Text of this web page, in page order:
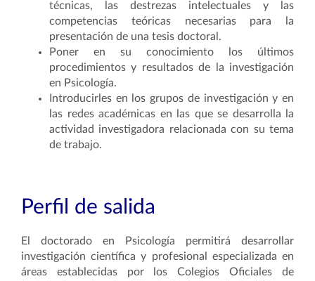
técnicas, las destrezas intelectuales y las
competencias teóricas necesarias para la
presentación de una tesis doctoral.
Poner en su conocimiento los últimos
procedimientos y resultados de la investigación
en Psicología.
Introducirles en los grupos de investigación y en
las redes académicas en las que se desarrolla la
actividad investigadora relacionada con su tema
de trabajo.
Perfil de salida
El doctorado en Psicología permitirá desarrollar
investigación científica y profesional especializada en
áreas establecidas por los Colegios Oficiales de